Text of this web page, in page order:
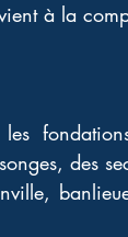
à la
des